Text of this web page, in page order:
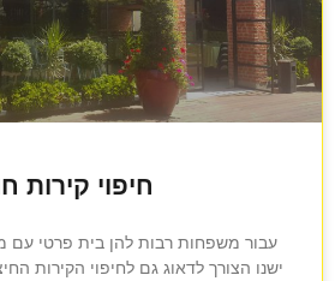
חיפוי קירות
עבור משפחות רבות להן בית פרטי עם
ישנו הצורך לדאוג גם לחיפוי הקירות